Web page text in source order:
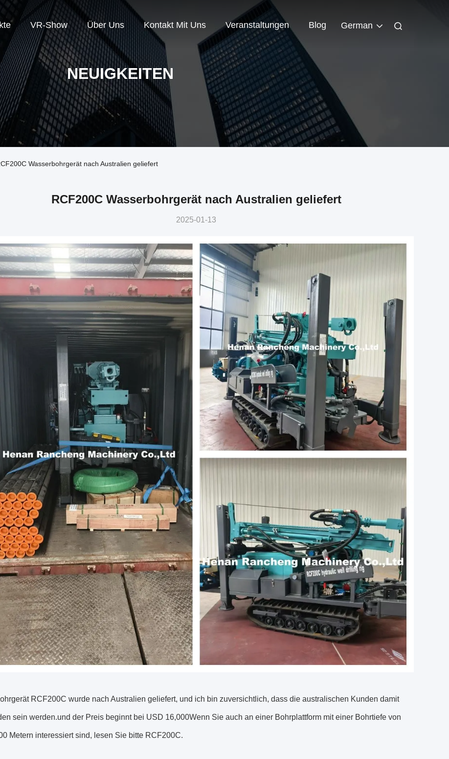
VR-Show Über Uns Kontakt Mit Uns Veranstaltungen Blog German
NEUIGKEITEN
Wasserbohrgerät nach Australien geliefert
RCF200C Wasserbohrgerät nach Australien geliefert
2025-01-13
RCF200C wurde nach Australien geliefert, und ich bin zuversichtlich, dass die australischen Kunden damit
sein werden.und der Preis beginnt bei USD 16,000Wenn Sie auch an einer Bohrplattform mit einer Bohrtiefe von
Metern interessiert sind, lesen Sie bitte RCF200C.